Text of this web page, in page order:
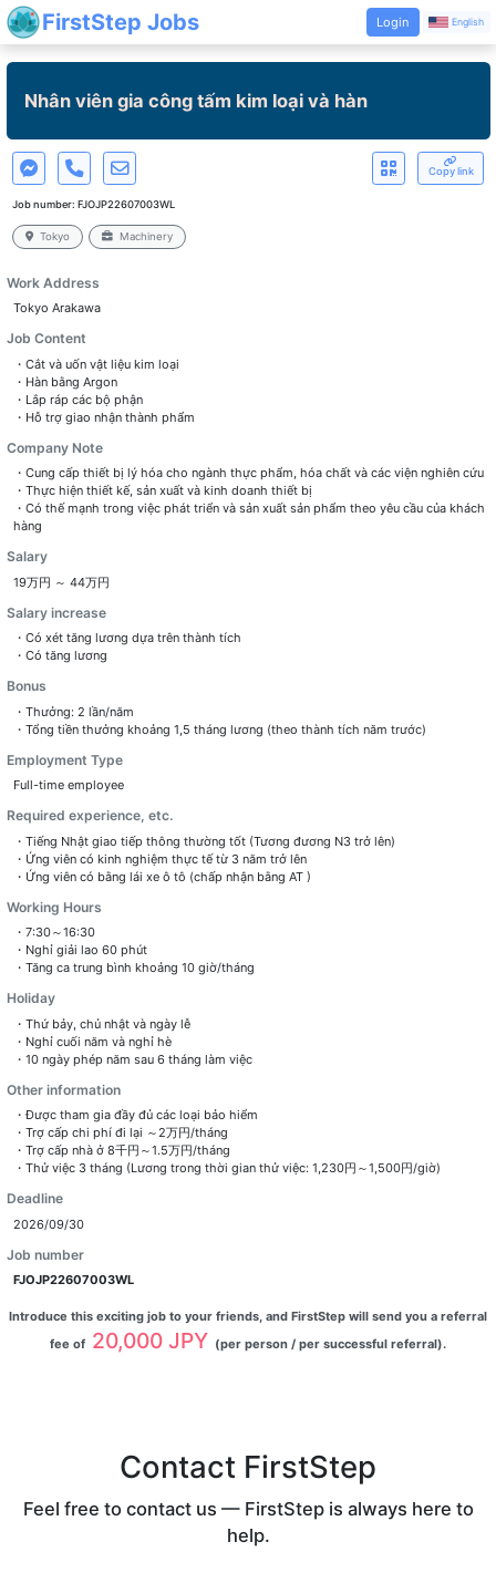
FirstStep Jobs Login English
Nhân viên gia công tấm kim loại và hàn
Copy link
Job number: FJOJP22607003WL
Tokyo Machinery
Work Address
Tokyo Arakawa
Job Content
・Cắt và uốn vật liệu kim loại
・Hàn bằng Argon
・Lắp ráp các bộ phận
・Hỗ trợ giao nhận thành phẩm
Company Note
・Cung cấp thiết bị lý hóa cho ngành thực phẩm, hóa chất và các viện nghiên cứu
・Thực hiện thiết kế, sản xuất và kinh doanh thiết bị
・Có thế mạnh trong việc phát triển và sản xuất sản phẩm theo yêu cầu của khách
hàng
Salary
19万円 ～ 44万円
Salary increase
・Có xét tăng lương dựa trên thành tích
・Có tăng lương
Bonus
・Thưởng: 2 lần/năm
・Tổng tiền thưởng khoảng 1,5 tháng lương (theo thành tích năm trước)
Employment Type
Full-time employee
Required experience, etc.
・Tiếng Nhật giao tiếp thông thường tốt (Tương đương N3 trở lên)
・Ứng viên có kinh nghiệm thực tế từ 3 năm trở lên
・Ứng viên có bằng lái xe ô tô (chấp nhận bằng AT )
Working Hours
・7:30～16:30
・Nghỉ giải lao 60 phút
・Tăng ca trung bình khoảng 10 giờ/tháng
Holiday
・Thứ bảy, chủ nhật và ngày lễ
・Nghỉ cuối năm và nghỉ hè
・10 ngày phép năm sau 6 tháng làm việc
Other information
・Được tham gia đầy đủ các loại bảo hiểm
・Trợ cấp chi phí đi lại ～2万円/tháng
・Trợ cấp nhà ở 8千円～1.5万円/tháng
・Thử việc 3 tháng (Lương trong thời gian thử việc: 1,230円～1,500円/giờ)
Deadline
2026/09/30
Job number
FJOJP22607003WL
Introduce this exciting job to your friends, and FirstStep will send you a referral
fee of 20,000 JPY (per person / per successful referral).
Contact FirstStep
Feel free to contact us — FirstStep is always here to
help.